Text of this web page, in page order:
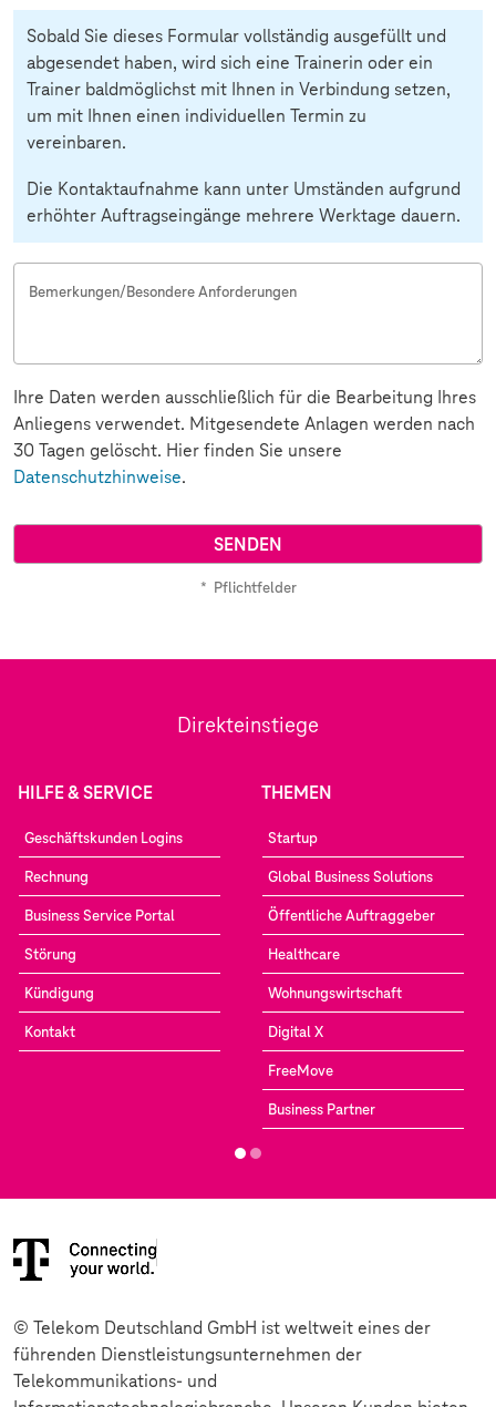
Sobald Sie dieses Formular vollständig ausgefüllt und
abgesendet haben, wird sich eine Trainerin oder ein
Trainer baldmöglichst mit Ihnen in Verbindung setzen,
um mit Ihnen einen individuellen Termin zu
vereinbaren.
Die Kontaktaufnahme kann unter Umständen aufgrund
erhöhter Auftragseingänge mehrere Werktage dauern.
Bemerkungen/Besondere Anforderungen
Ihre Daten werden ausschließlich für die Bearbeitung Ihres
Anliegens verwendet. Mitgesendete Anlagen werden nach
30 Tagen gelöscht. Hier finden Sie unsere
Datenschutzhinweise.
* Pflichtfelder
Direkteinstiege
HILFE & SERVICE
Geschäftskunden Logins
Rechnung
Business Service Portal
Störung
Kündigung
Kontakt
THEMEN
Startup
Global Business Solutions
Öffentliche Auftraggeber
Healthcare
Wohnungswirtschaft
Digital X
FreeMove
Business Partner
© Telekom Deutschland GmbH ist weltweit eines der
führenden Dienstleistungsunternehmen der
Telekommunikations- und